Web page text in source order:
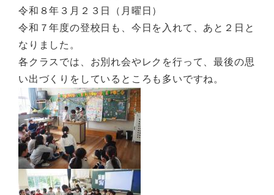
令和８年３月２３日（月曜日）
令和７年度の登校日も、今日を入れて、あと２日と
なりました。
各クラスでは、お別れ会やレクを行って、最後の思
い出づくりをしているところも多いですね。